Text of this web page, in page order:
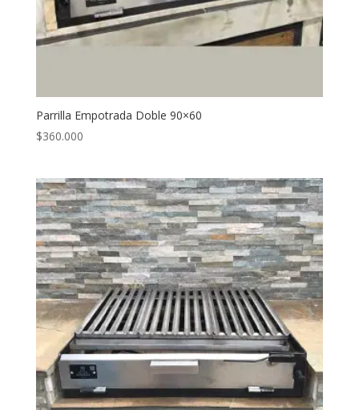
Parrilla Empotrada Doble 90×60
$360.000